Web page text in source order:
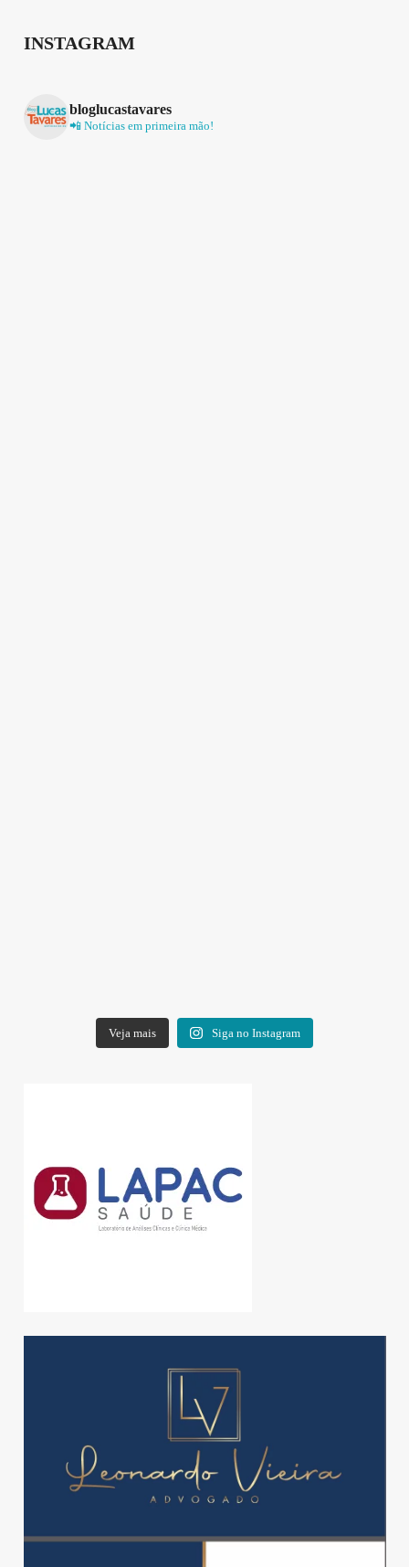
INSTAGRAM
bloglucastavares
📲 Notícias em primeira mão!
Veja mais Siga no Instagram